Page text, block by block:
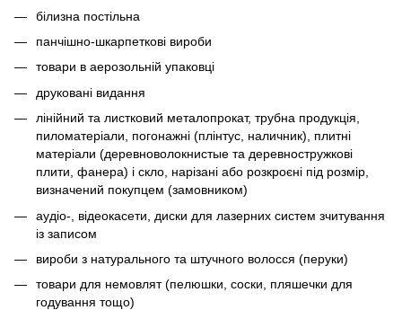
білизна постільна
панчішно-шкарпеткові вироби
товари в аерозольній упаковці
друковані видання
лінійний та листковий металопрокат, трубна продукція,
пиломатеріали, погонажні (плінтус, наличник), плитні
матеріали (деревноволокнистые та деревностружкові
плити, фанера) і скло, нарізані або розкроєні під розмір,
визначений покупцем (замовником)
аудіо-, відеокасети, диски для лазерних систем зчитування
із записом
вироби з натурального та штучного волосся (перуки)
товари для немовлят (пелюшки, соски, пляшечки для
годування тощо)